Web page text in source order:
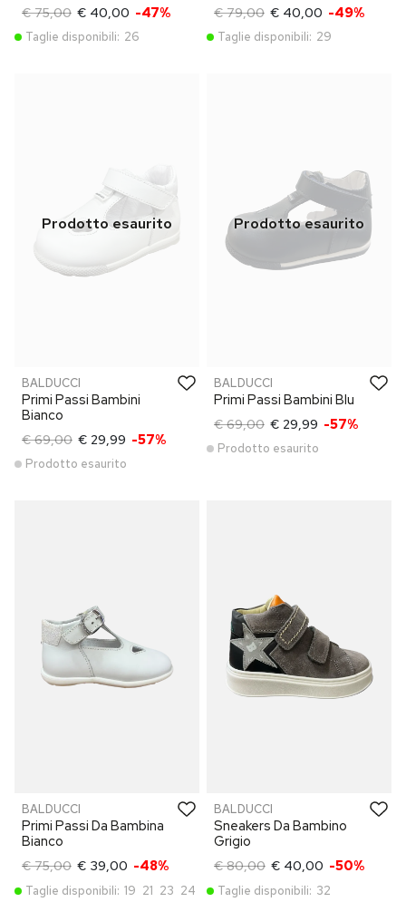
€ 75,00 € 40,00 -47%
Taglie disponibili: 26
€ 79,00 € 40,00 -49%
Taglie disponibili: 29
BALDUCCI
Primi Passi Bambini
Bianco
€ 69,00 € 29,99 -57%
Prodotto esaurito
BALDUCCI
Primi Passi Bambini Blu
€ 69,00 € 29,99 -57%
Prodotto esaurito
BALDUCCI
Primi Passi Da Bambina
Bianco
€ 75,00 € 39,00 -48%
Taglie disponibili: 19 21 23 24
BALDUCCI
Sneakers Da Bambino
Grigio
€ 80,00 € 40,00 -50%
Taglie disponibili: 32